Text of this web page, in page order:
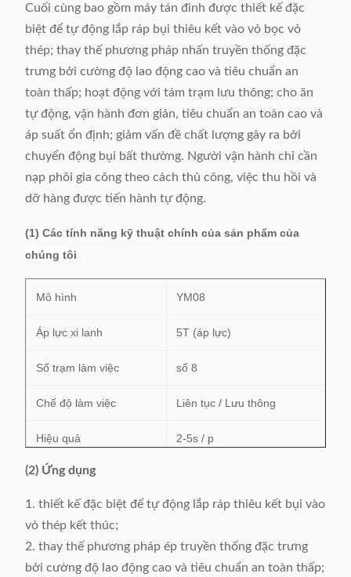
Cuối cùng bao gồm máy tán đinh được thiết kế đặc
biệt để tự động lắp ráp bụi thiêu kết vào vỏ bọc vỏ
thép; thay thế phương pháp nhấn truyền thống đặc
trưng bởi cường độ lao động cao và tiêu chuẩn an
toàn thấp; hoạt động với tám trạm lưu thông; cho ăn
tự động, vận hành đơn giản, tiêu chuẩn an toàn cao và
áp suất ổn định; giảm vấn đề chất lượng gây ra bởi
chuyển động bụi bất thường. Người vận hành chỉ cần
nạp phôi gia công theo cách thủ công, việc thu hồi và
dỡ hàng được tiến hành tự động.
(1) Các tính năng kỹ thuật chính của sản phẩm của
chúng tôi
Mô hình YM08
Áp lực xi lanh 5T (áp lực)
Số trạm làm việc số 8
Chế độ làm việc Liên tục / Lưu thông
Hiệu quả 2-5s / p
Áp suất không khí
Cung cấp năng lượng 220V / 50 / 60Hz 0,75Kw
Cân nặng ≈412Kg
(2) Ứng dụng
1. thiết kế đặc biệt để tự động lắp ráp thiêu kết bụi vào
vỏ thép kết thúc;
2. thay thế phương pháp ép truyền thống đặc trưng
bởi cường độ lao động cao và tiêu chuẩn an toàn thấp;